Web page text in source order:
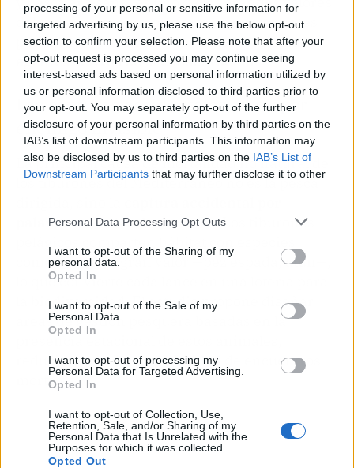
processing of your personal or sensitive information for
targeted advertising by us, please use the below opt-out
section to confirm your selection. Please note that after your
opt-out request is processed you may continue seeing
interest-based ads based on personal information utilized by
us or personal information disclosed to third parties prior to
your opt-out. You may separately opt-out of the further
disclosure of your personal information by third parties on the
IAB’s list of downstream participants. This information may
also be disclosed by us to third parties on the IAB’s List of
Downstream Participants that may further disclose it to other
Personal Data Processing Opt Outs
I want to opt-out of the Sharing of my
personal data.
Opted In
I want to opt-out of the Sale of my
Personal Data.
Opted In
I want to opt-out of processing my
Personal Data for Targeted Advertising.
Opted In
I want to opt-out of Collection, Use,
Retention, Sale, and/or Sharing of my
Personal Data that Is Unrelated with the
Purposes for which it was collected.
Opted Out
del trabajo, porque convierte a quienes antes
podían ser vistos como parte del problema en
agentes activos de la conservación.
Las capturas accidentales, el mayor
enemigo invisible
La principal causa de mortalidad no natural de
los tiburones del Mediterráneo no es la pesca
dirigida, sino lacaptura accidental por
palangres y artes de arrastre. Los tiburones
comerciales de gran valor —pez espada, atún—,
lo que convierte cada lance en una lotería para
la biodiversidad. El estudio propone diseñar
áreas de gestión pesquera basadas en la
presencia estacional de estos animales,
reduciendo así la probabilidad de encuentros
mortales.